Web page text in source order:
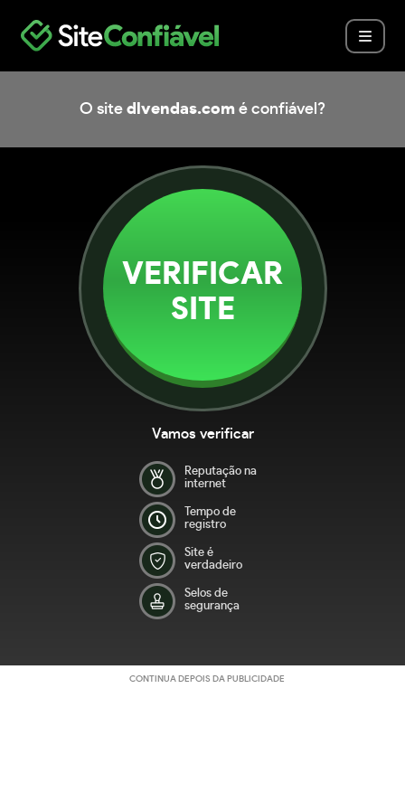
O site dlvendas.com é confiável?
VERIFICAR
SITE
Vamos verificar
Reputação na
internet
Tempo de
registro
Site é
verdadeiro
Selos de
segurança
CONTINUA DEPOIS DA PUBLICIDADE